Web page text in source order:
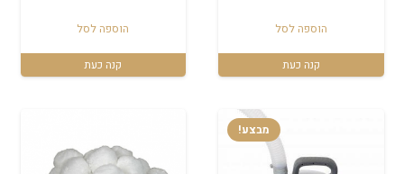
הוספה לסל
קנה כעת
היה:
₪1,249.
₪1,049.
הוספה לסל
קנה כעת
מבצע!